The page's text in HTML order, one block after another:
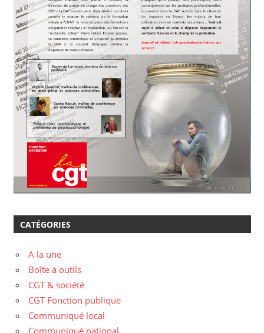
CATÉGORIES
A la une
Boîte à outils
CGT & société
CGT Fonction publique
Communiqué local
Communiqué national